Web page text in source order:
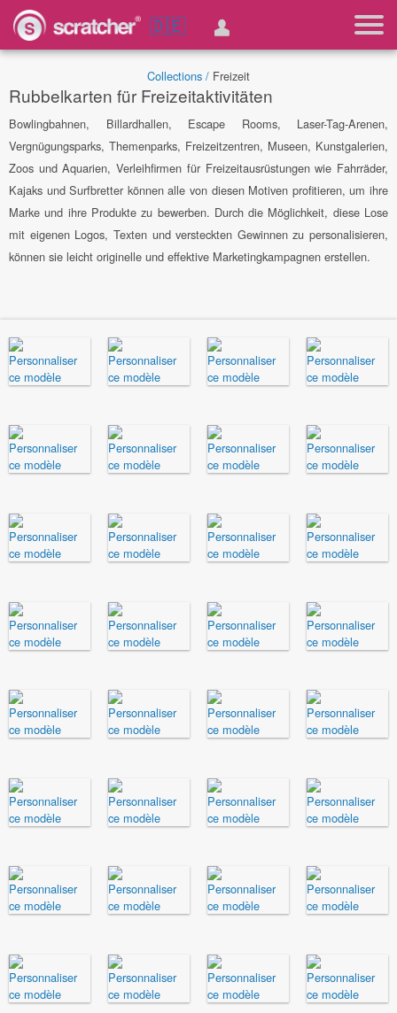
🇩🇪
Collections / Freizeit
Rubbelkarten für Freizeitaktivitäten
Bowlingbahnen, Billardhallen, Escape Rooms, Laser-Tag-Arenen,
Vergnügungsparks, Themenparks, Freizeitzentren, Museen, Kunstgalerien,
Zoos und Aquarien, Verleihfirmen für Freizeitausrüstungen wie Fahrräder,
Kajaks und Surfbretter können alle von diesen Motiven profitieren, um ihre
Marke und ihre Produkte zu bewerben. Durch die Möglichkeit, diese Lose
mit eigenen Logos, Texten und versteckten Gewinnen zu personalisieren,
können sie leicht originelle und effektive Marketingkampagnen erstellen.